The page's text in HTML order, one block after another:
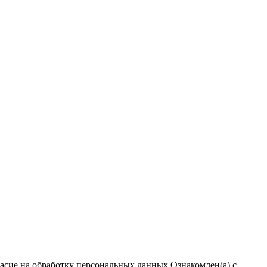
на обработку персональных данных Ознакомлен(а) с